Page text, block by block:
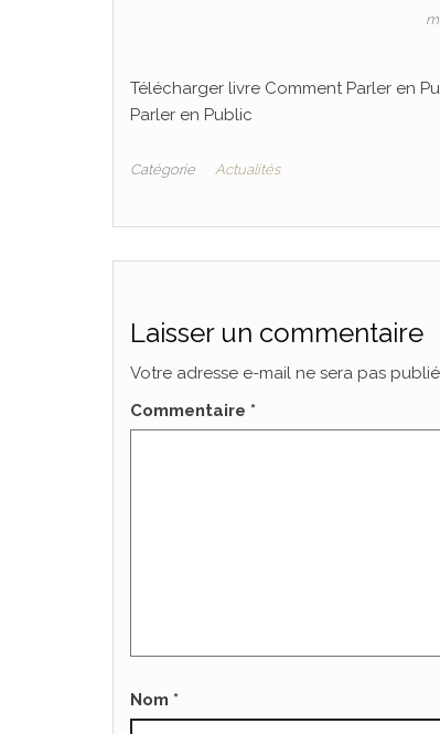
Télécharger livre Comment Parler en
Parler en Public
Catégorie Actualités
Laisser un commentaire
Votre adresse e-mail ne sera pas
Commentaire *
Nom *